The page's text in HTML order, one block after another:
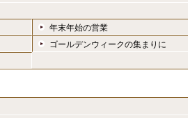
年末年始の営業
ゴールデンウィークの集まりに